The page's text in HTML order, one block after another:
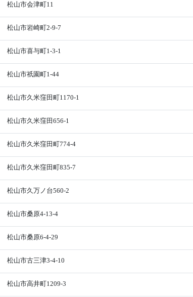
松山市会津町11
松山市岩崎町2-9-7
松山市喜与町1-3-1
松山市祇園町1-44
松山市久米窪田町1170-1
松山市久米窪田656-1
松山市久米窪田町774-4
松山市久米窪田町835-7
松山市久万ノ台560-2
松山市桑原4-13-4
松山市桑原6-4-29
松山市古三津3-4-10
松山市高井町1209-3